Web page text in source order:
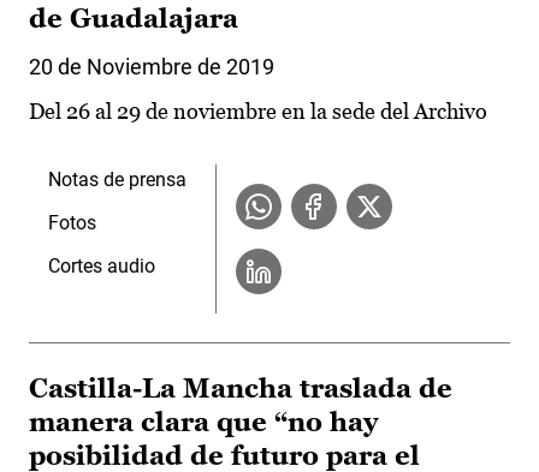
de Guadalajara
20 de Noviembre de 2019
Del 26 al 29 de noviembre en la sede del Archivo
Notas de prensa
Fotos
Cortes audio
Castilla-La Mancha traslada de
manera clara que “no hay
posibilidad de futuro para el